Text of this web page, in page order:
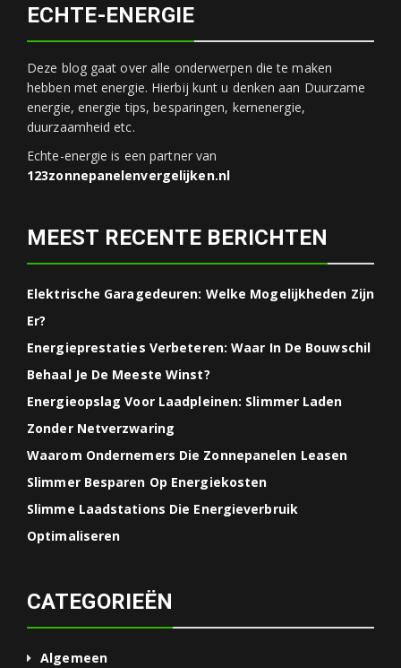
ECHTE-ENERGIE
Deze blog gaat over alle onderwerpen die te maken
hebben met energie. Hierbij kunt u denken aan Duurzame
energie, energie tips, besparingen, kernenergie,
duurzaamheid etc.
Echte-energie is een partner van
123zonnepanelenvergelijken.nl
MEEST RECENTE BERICHTEN
Elektrische Garagedeuren: Welke Mogelijkheden Zijn
Er?
Energieprestaties Verbeteren: Waar In De Bouwschil
Behaal Je De Meeste Winst?
Energieopslag Voor Laadpleinen: Slimmer Laden
Zonder Netverzwaring
Waarom Ondernemers Die Zonnepanelen Leasen
Slimmer Besparen Op Energiekosten
Slimme Laadstations Die Energieverbruik
Optimaliseren
CATEGORIEËN
Algemeen